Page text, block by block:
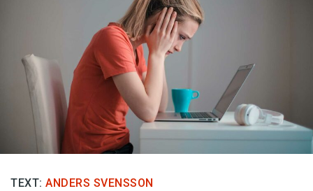
Anmäl till språkpolisen
Föreslå nyord
Annonsera
Prenumerera
Läs Språktidningen digitalt
Press
TEXT: ANDERS SVENSSON